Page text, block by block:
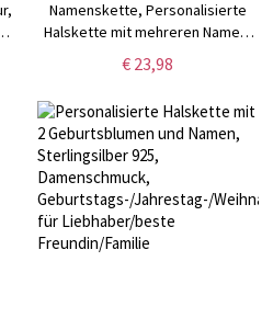
Namenskette, Personalisierte
Halskette mit mehreren Namen,
Familienschmuck,
Geburtstags-/Muttertags-/
€ 23,98